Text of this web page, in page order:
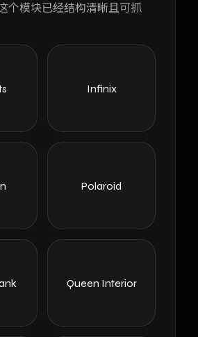
个模块已经结构清晰且可抓
Infinix
Polaroid
Queen Interior